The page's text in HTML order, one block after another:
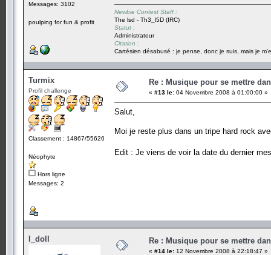
Messages: 3102
poulping for fun & profit
Newbie Contest Staff :
The lsd - Th3_l5D (IRC)
Statut :
Administrateur
Citation :
Cartésien désabusé : je pense, donc je suis, mais je
Turmix
Profil challenge
Classement : 14867/55626
Néophyte
Hors ligne
Messages: 2
Re : Musique pour se mettre
« #13 le: 04 Novembre 2008 à 01:00:00 »
Salut,
Moi je reste plus dans un tripe hard rock
Edit : Je viens de voir la date du dernier
I_doll Re : Musique pour se mettre
« #14 le: 12 Novembre 2008 à 22:18:47 »